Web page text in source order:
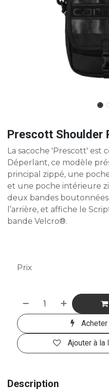
Prescott Shoulder
La sacoche 'Prescott' est
Déperlant, ce modèle
principal zippé, une
et une poche intérieure
deux bandes
l’arrière, et affiche le
bande Velcro®.
Ajouter à la
Prix
Description